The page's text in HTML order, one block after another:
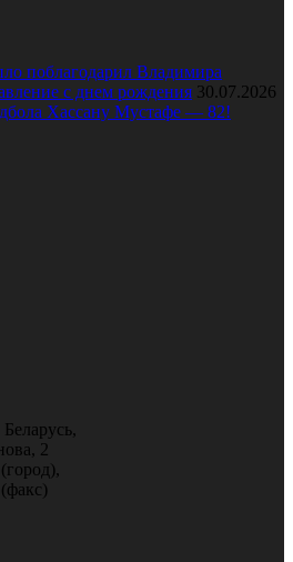
поблагодарил Владимира
с днем рождения 30.07.2026
Хассану Мустафе — 82!
2